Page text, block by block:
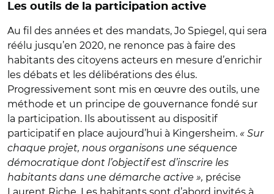
Les outils de la participation active
Au fil des années et des mandats, Jo Spiegel, qui sera
réélu jusqu’en 2020, ne renonce pas à faire des
habitants des citoyens acteurs en mesure d’enrichir
les débats et les délibérations des élus.
Progressivement sont mis en œuvre des outils, une
méthode et un principe de gouvernance fondé sur
la participation. Ils aboutissent au dispositif
participatif en place aujourd’hui à Kingersheim. « Sur
chaque projet, nous organisons une séquence
démocratique dont l’objectif est d’inscrire les
habitants dans une démarche active », précise
Laurent Riche. Les habitants sont d’abord invités à